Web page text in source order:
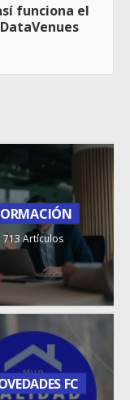
funciona el
713 Artículos
FC